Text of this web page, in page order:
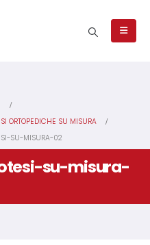
ORTOPEDICHE SU MISURA
SU-MISURA-02
su-misura-